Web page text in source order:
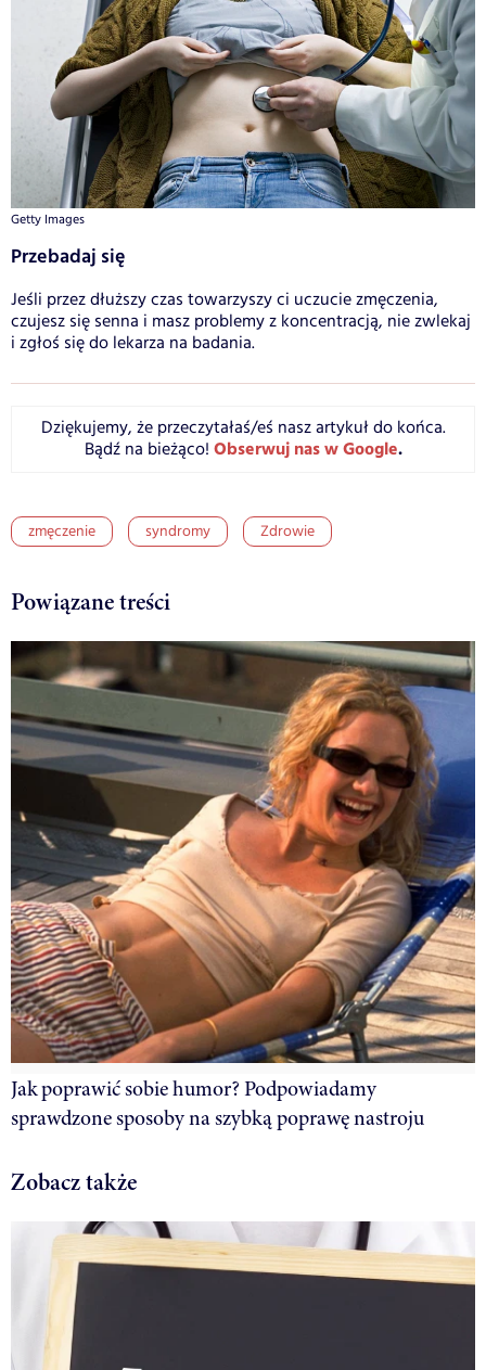
Getty Images
Przebadaj się
Jeśli przez dłuższy czas towarzyszy ci uczucie zmęczenia,
czujesz się senna i masz problemy z koncentracją, nie zwlekaj
i zgłoś się do lekarza na badania.
Dziękujemy, że przeczytałaś/eś nasz artykuł do końca.
Bądź na bieżąco! Obserwuj nas w Google.
zmęczenie syndromy Zdrowie
Powiązane treści
Jak poprawić sobie humor? Podpowiadamy
sprawdzone sposoby na szybką poprawę nastroju
Zobacz także